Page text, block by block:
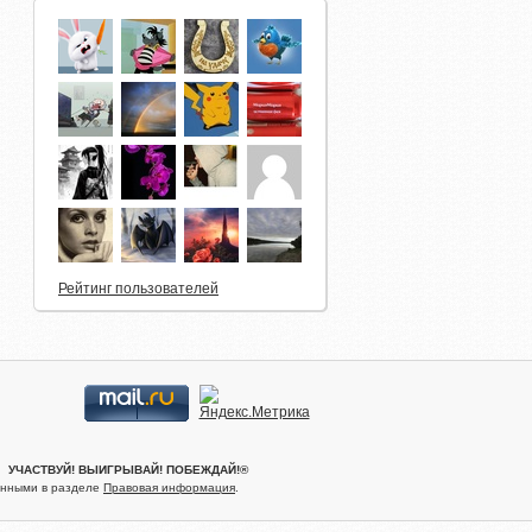
Рейтинг пользователей
УЧАСТВУЙ! ВЫИГРЫВАЙ! ПОБЕЖДАЙ!®
в разделе Правовая информация